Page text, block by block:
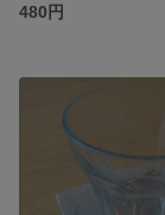
480円